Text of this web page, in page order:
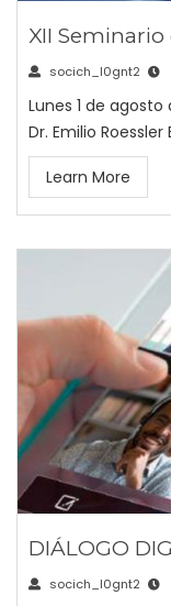
XII
socich_l0gnt2
Lunes 1 de agosto
Dr. Emilio
Learn More
DIÁLOGO
socich_l0gnt2